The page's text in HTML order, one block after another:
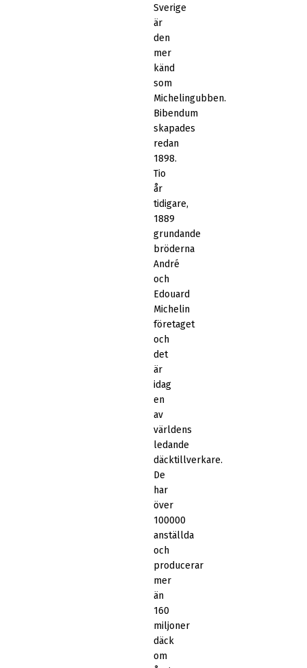
Sverige
är
den
mer
känd
som
Michelingubben.
Bibendum
skapades
redan
1898.
Tio
år
tidigare,
1889
grundande
bröderna
André
och
Edouard
Michelin
företaget
och
det
är
idag
en
av
världens
ledande
däcktillverkare.
De
har
över
100000
anställda
och
producerar
mer
än
160
miljoner
däck
om